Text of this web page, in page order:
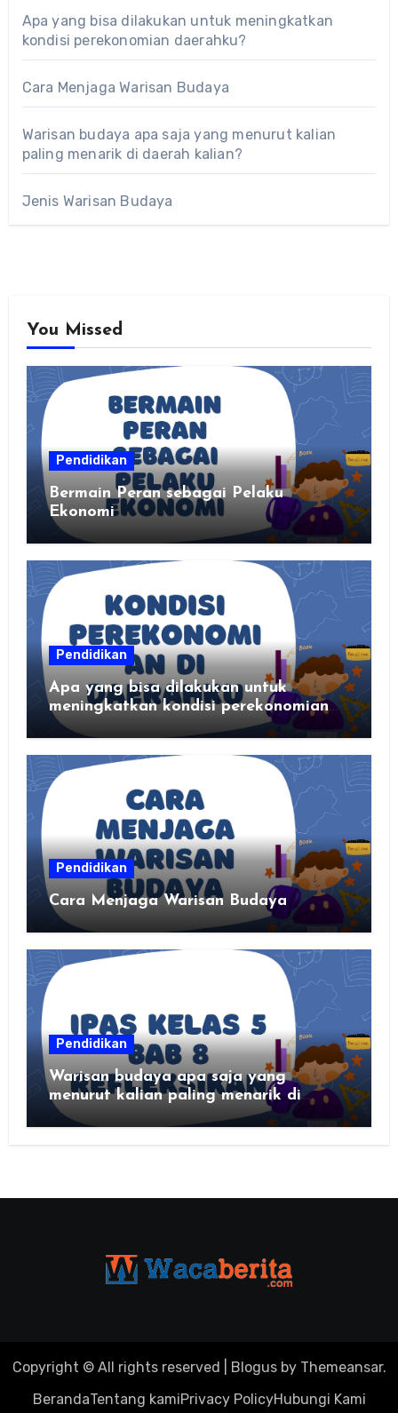
Apa yang bisa dilakukan untuk meningkatkan
kondisi perekonomian daerahku?
Cara Menjaga Warisan Budaya
Warisan budaya apa saja yang menurut kalian
paling menarik di daerah kalian?
Jenis Warisan Budaya
You Missed
Pendidikan
Bermain Peran sebagai Pelaku
Ekonomi
Pendidikan
Apa yang bisa dilakukan untuk
meningkatkan kondisi perekonomian
daerahku?
Pendidikan
Cara Menjaga Warisan Budaya
Pendidikan
Warisan budaya apa saja yang
menurut kalian paling menarik di
Copyright © All rights reserved Blogusby Themeansar.
BerandaTentang kamiPrivacy PolicyHubungi Kami